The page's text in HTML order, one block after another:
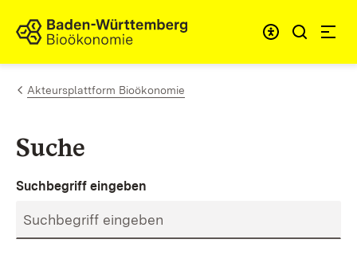
Zum Inhalt springen
Link zur Startseite
Akteursplattform Bioökonomie
Suche
Suchbegriff eingeben